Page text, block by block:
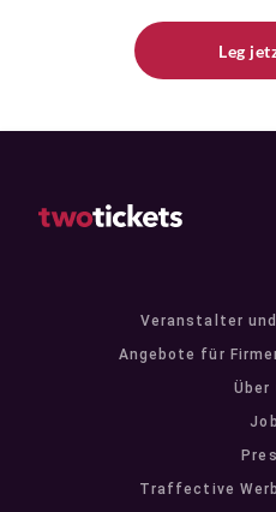
Leg
Veranstalter
Angebote für
Über
Traffective